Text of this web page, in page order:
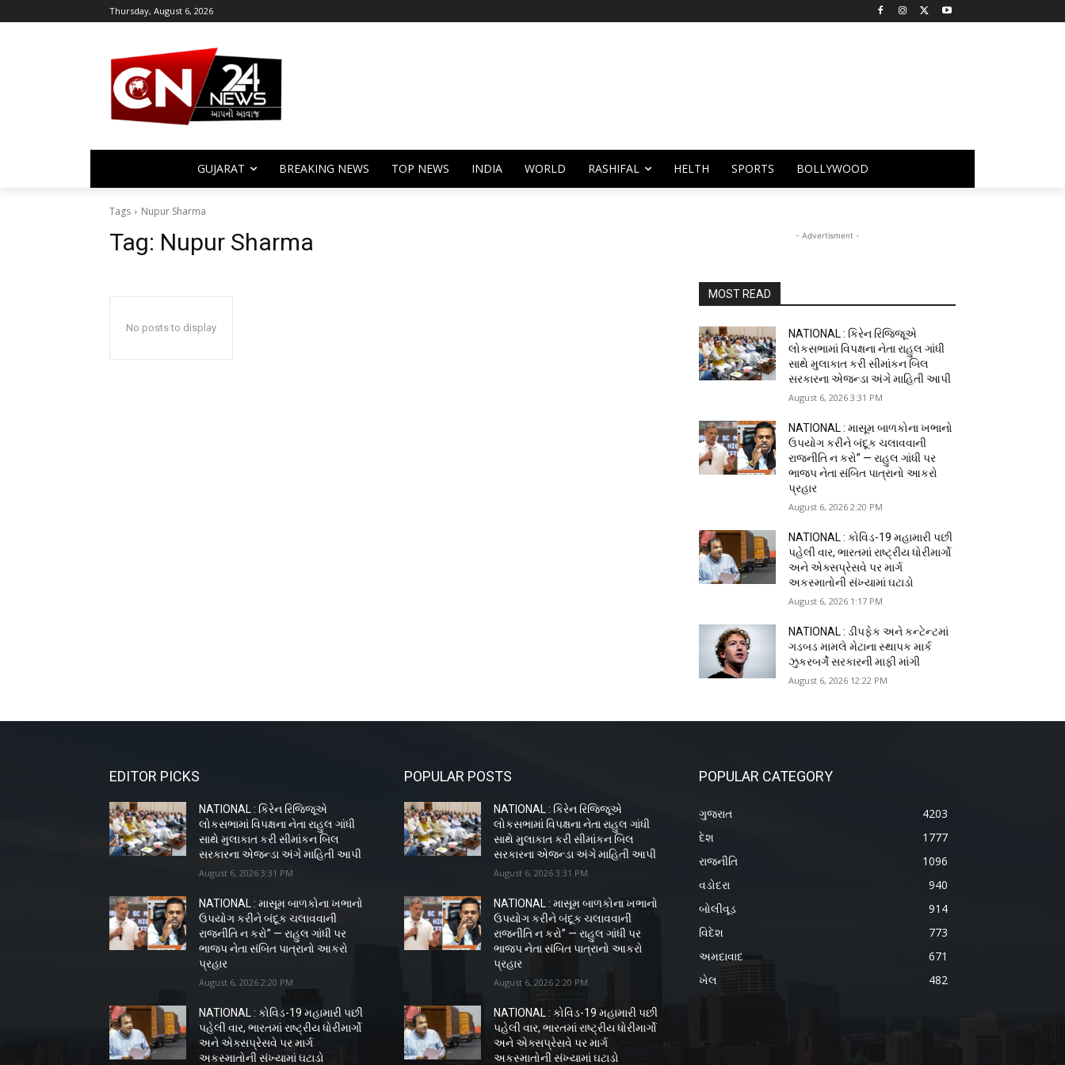
Thursday, August 6, 2026
GUJARAT BREAKING NEWS TOP NEWS INDIA WORLD RASHIFAL HELTH SPORTS BOLLYWOOD
Tags Nupur Sharma
Tag: Nupur Sharma
No posts to display
- Advertisment -
MOST READ
NATIONAL : કિરેન રિજિજૂએ
લોકસભામાં વિપક્ષના નેતા રાહુલ ગાંધી
સાથે મુલાકાત કરી સીમાંકન બિલ
સરકારના એજન્ડા અંગે માહિતી આપી
August 6, 2026 3:31 PM
NATIONAL : માસૂમ બાળકોના ખભાનો
ઉપયોગ કરીને બંદૂક ચલાવવાની
રાજનીતિ ન કરો” — રાહુલ ગાંધી પર
ભાજપ નેતા સંબિત પાત્રાનો આકરો
પ્રહાર
August 6, 2026 2:20 PM
NATIONAL : કોવિડ-19 મહામારી પછી
પહેલી વાર, ભારતમાં રાષ્ટ્રીય ધોરીમાર્ગો
અને એક્સપ્રેસવે પર માર્ગ
અકસ્માતોની સંખ્યામાં ઘટાડો
August 6, 2026 1:17 PM
NATIONAL : ડીપફેક અને કન્ટેન્ટમાં
ગડબડ મામલે મેટાના સ્થાપક માર્ક
ઝુકરબર્ગે સરકારની માફી માંગી
August 6, 2026 12:22 PM
EDITOR PICKS
NATIONAL : કિરેન રિજિજૂએ
લોકસભામાં વિપક્ષના નેતા રાહુલ ગાંધી
સાથે મુલાકાત કરી સીમાંકન બિલ
સરકારના એજન્ડા અંગે માહિતી આપી
August 6, 2026 3:31 PM
NATIONAL : માસૂમ બાળકોના ખભાનો
ઉપયોગ કરીને બંદૂક ચલાવવાની
રાજનીતિ ન કરો” — રાહુલ ગાંધી પર
ભાજપ નેતા સંબિત પાત્રાનો આકરો
પ્રહાર
August 6, 2026 2:20 PM
NATIONAL : કોવિડ-19 મહામારી પછી
પહેલી વાર, ભારતમાં રાષ્ટ્રીય ધોરીમાર્ગો
અને એક્સપ્રેસવે પર માર્ગ
અકસ્માતોની સંખ્યામાં ઘટાડો
POPULAR POSTS
NATIONAL : કિરેન રિજિજૂએ
લોકસભામાં વિપક્ષના નેતા રાહુલ ગાંધી
સાથે મુલાકાત કરી સીમાંકન બિલ
સરકારના એજન્ડા અંગે માહિતી આપી
August 6, 2026 3:31 PM
NATIONAL : માસૂમ બાળકોના ખભાનો
ઉપયોગ કરીને બંદૂક ચલાવવાની
રાજનીતિ ન કરો” — રાહુલ ગાંધી પર
ભાજપ નેતા સંબિત પાત્રાનો આકરો
પ્રહાર
August 6, 2026 2:20 PM
NATIONAL : કોવિડ-19 મહામારી પછી
પહેલી વાર, ભારતમાં રાષ્ટ્રીય ધોરીમાર્ગો
અને એક્સપ્રેસવે પર માર્ગ
અકસ્માતોની સંખ્યામાં ઘટાડો
POPULAR CATEGORY
ગુજરાત
4203
દેશ
1777
રાજનીતિ
1096
વડોદરા
940
બોલીવૂડ
914
વિદેશ
773
અમદાવાદ
671
ખેલ
482